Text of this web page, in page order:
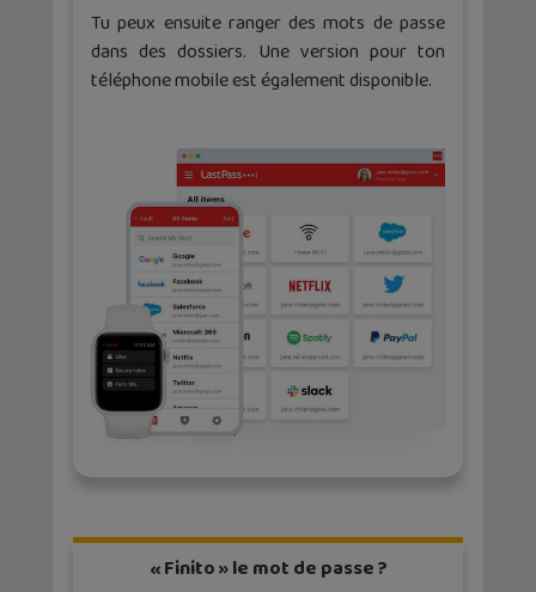
Tu peux ensuite ranger des mots de passe
dans des dossiers. Une version pour ton
téléphone mobile est également disponible.
« Finito » le mot de passe ?